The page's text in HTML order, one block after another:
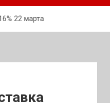
22 марта